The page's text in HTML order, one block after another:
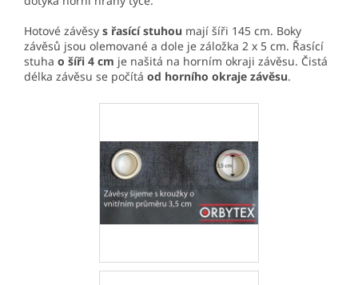
Hotové závěsy s řasící stuhou mají šíři 145 cm. Boky
závěsů jsou olemované a dole je záložka 2 x 5 cm. Řasící
stuha o šíři 4 cm je našitá na horním okraji závěsu. Čistá
délka závěsu se počítá od horního okraje závěsu.